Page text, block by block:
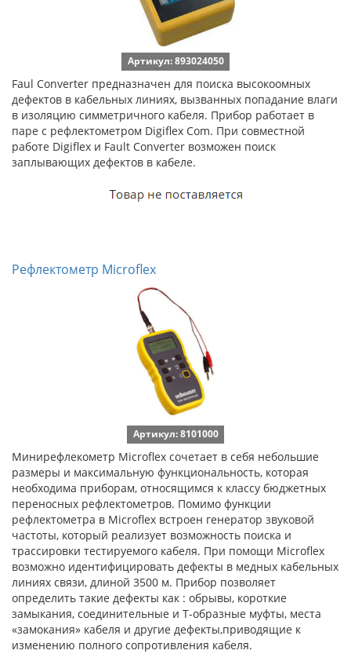
Артикул: 893024050
Faul Converter предназначен для поиска высокоомных
дефектов в кабельных линиях, вызванных попадание влаги
в изоляцию симметричного кабеля. Прибор работает в
паре с рефлектометром Digiflex Com. При совместной
работе Digiflex и Fault Converter возможен поиск
заплывающих дефектов в кабеле.
Рефлектометр Microflex
Артикул: 8101000
Минирефлекометр Microflex сочетает в себя небольшие
размеры и максимальную функциональность, которая
необходима приборам, относящимся к классу бюджетных
переносных рефлектометров. Помимо функции
рефлектометра в Microflex встроен генератор звуковой
частоты, который реализует возможность поиска и
трассировки тестируемого кабеля. При помощи Microflex
возможно идентифицировать дефекты в медных кабельных
линиях связи, длиной 3500 м. Прибор позволяет
определить такие дефекты как : обрывы, короткие
замыкания, соединительные и Т-образные муфты, места
«замокания» кабеля и другие дефекты,приводящие к
изменению полного сопротивления кабеля.